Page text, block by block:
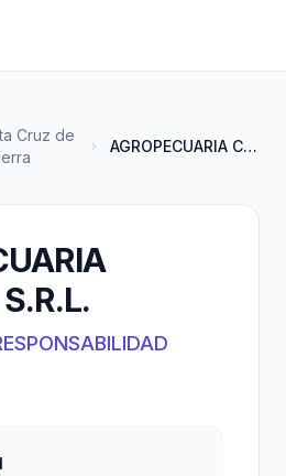
Cruz de
AGROPECUARIA CANAAN S.R.L.